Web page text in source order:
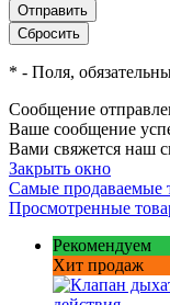
* - Поля,
Сообщение
Ваше сообщение
Вами свяжется наш
Закрыть окно
Самые продаваемые
Просмотренные
Рекомендуем
Хит продаж